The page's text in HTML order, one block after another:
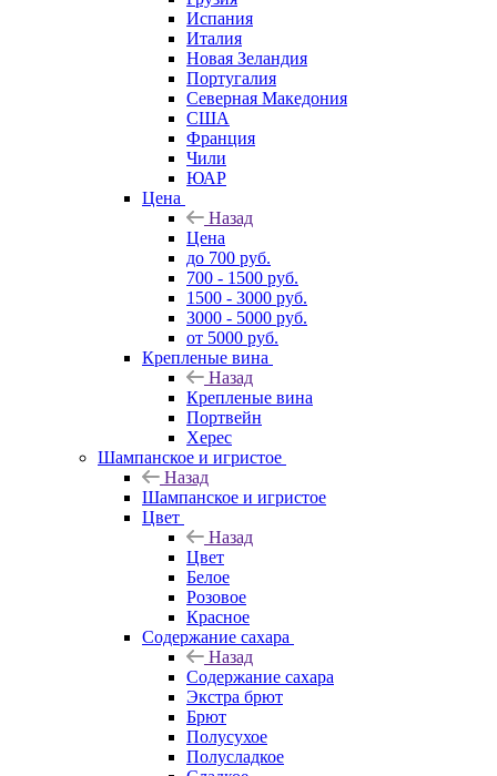
Испания
Италия
Новая Зеландия
Португалия
Северная Македония
США
Франция
Чили
ЮАР
Цена
Назад
Цена
до 700 руб.
700 - 1500 руб.
1500 - 3000 руб.
3000 - 5000 руб.
от 5000 руб.
Крепленые вина
Назад
Крепленые вина
Портвейн
Херес
Шампанское и игристое
Назад
Шампанское и игристое
Цвет
Назад
Цвет
Белое
Розовое
Красное
Содержание сахара
Назад
Содержание сахара
Экстра брют
Брют
Полусухое
Полусладкое